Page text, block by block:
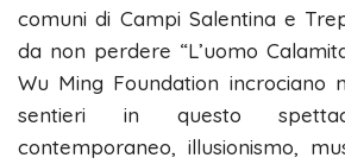
comuni di Campi Salentina e
da non perdere “L’uomo
Wu Ming Foundation incrociano
sentieri in questo
contemporaneo, illusionismo,